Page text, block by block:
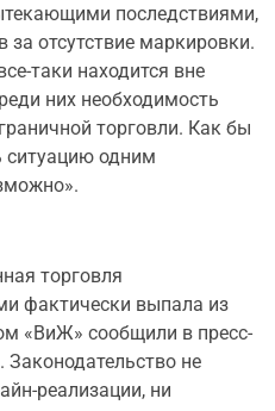
последствиями,
отсутствие маркировки.
таки находится вне
них необходимость
торговли. Как бы
ситуацию одним
торговля
фактически выпала из
«ВиЖ» сообщили в пресс-
Законодательство не
реализации, ни